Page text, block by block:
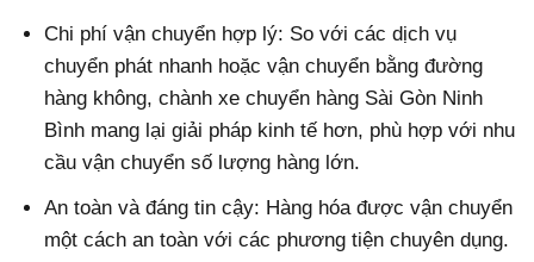
Chi phí vận chuyển hợp lý: So với các dịch vụ
chuyển phát nhanh hoặc vận chuyển bằng đường
hàng không, chành xe chuyển hàng Sài Gòn Ninh
Bình mang lại giải pháp kinh tế hơn, phù hợp với nhu
cầu vận chuyển số lượng hàng lớn.
An toàn và đáng tin cậy: Hàng hóa được vận chuyển
một cách an toàn với các phương tiện chuyên dụng.